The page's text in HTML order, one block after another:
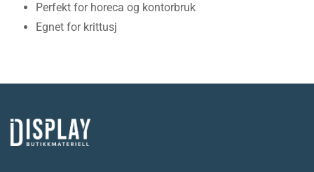
Perfekt for horeca og kontorbruk
Egnet for krittusj